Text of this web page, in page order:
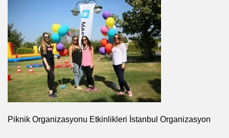
Piknik Organizasyonu Etkinlikleri İstanbul Organizasyon